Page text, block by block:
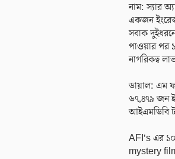
নাম: স্যার
একজন ইংরেজ
সবাক
পাওয়ার পর
নাগরিকত্ব
ডায়াল: এম
৬৭,৪৭৯ জন
আইএমডিবি
AFI's এর
mystery